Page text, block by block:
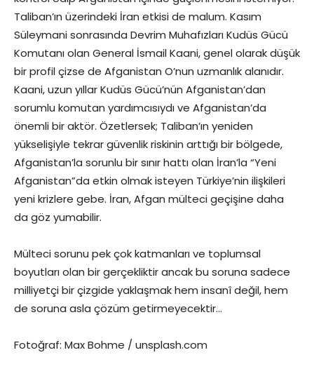
Taliban’ın üzerindeki İran etkisi de malum. Kasım
Süleymani sonrasında Devrim Muhafızları Kudüs Gücü
Komutanı olan General İsmail Kaani, genel olarak düşük
bir profil çizse de Afganistan O’nun uzmanlık alanıdır.
Kaani, uzun yıllar Kudüs Gücü’nün Afganistan’dan
sorumlu komutan yardımcısıydı ve Afganistan’da
önemli bir aktör. Özetlersek; Taliban’ın yeniden
yükselişiyle tekrar güvenlik riskinin arttığı bir bölgede,
Afganistan’la sorunlu bir sınır hattı olan İran’la “Yeni
Afganistan”da etkin olmak isteyen Türkiye’nin ilişkileri
yeni krizlere gebe. İran, Afgan mülteci geçişine daha
da göz yumabilir.
Mülteci sorunu pek çok katmanları ve toplumsal
boyutları olan bir gerçekliktir ancak bu soruna sadece
milliyetçi bir çizgide yaklaşmak hem insanî değil, hem
de soruna asla çözüm getirmeyecektir…
Fotoğraf: Max Bohme / unsplash.com